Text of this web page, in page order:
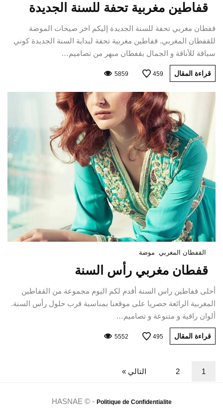
قفاطين مغربية تحفة للسنة الجديدة
قفطان مغربي تحفة للسنة الجديدة إليكم اخر صيحات الموضة
للقفطان المغربي. قفاطين مغربية تحفة لبداية السنة الجديدة كوني
سباقة للأناقة و الجمال بقفطان مبهر من تصاميم…
قراءة المقال 459
5859
القفطان المغربي موضة
قفطان مغربي رأس السنة
أحلى قفاطين راس السنة أقدم لكم اليوم مجموعة من القفاطين
المغربية الرائعة حصريا على موقعنا بمناسبة قرب حلول رأس السنة.
ألوان راقية و متنوعة و تصاميم…
قراءة المقال 495
5552
1
2 التالي »
HASNAE © - Politique de Confidentialite